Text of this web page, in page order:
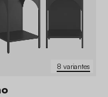
8 variantes